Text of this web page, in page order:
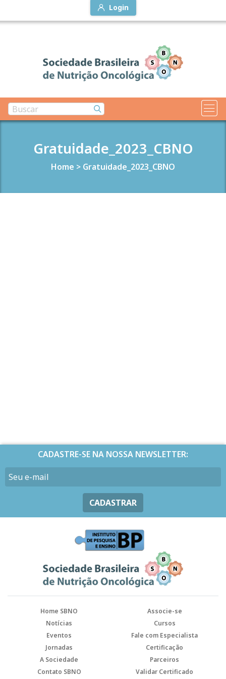
Login
Gratuidade_2023_CBNO
Home > Gratuidade_2023_CBNO
CADASTRE-SE NA NOSSA NEWSLETTER:
CADASTRAR
Home SBNO
Associe-se
Notícias
Cursos
Eventos
Fale com Especialista
Jornadas
Certificação
A Sociedade
Parceiros
Contato SBNO
Validar Certificado